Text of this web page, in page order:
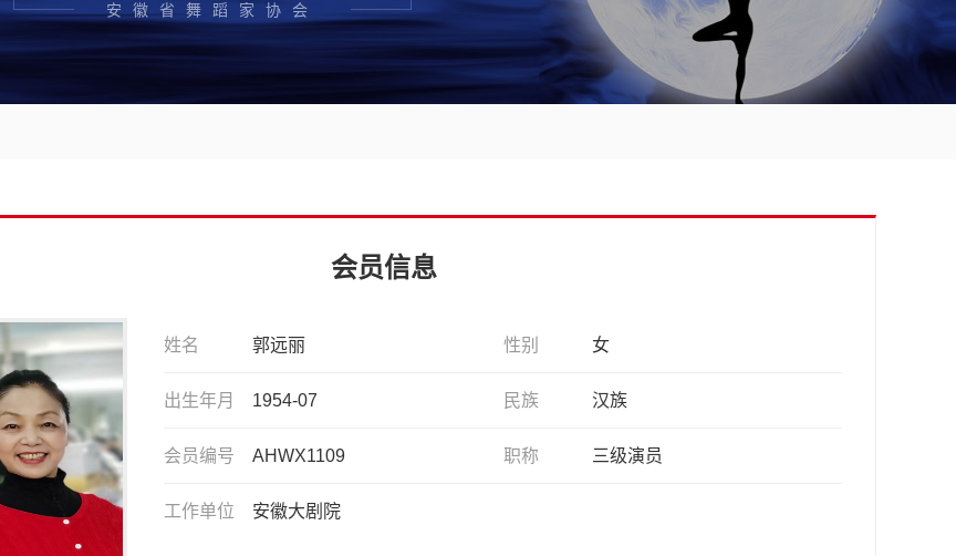
安徽省舞蹈家协会
会员信息
姓名 郭远丽 性别 女
出生年月 1954-07 民族 汉族
会员编号 AHWX1109 职称 三级演员
工作单位 安徽大剧院